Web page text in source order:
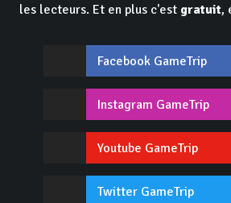
les lecteurs. Et en plus c'est gratuit,
Facebook GameTrip
Instagram GameTrip
Youtube GameTrip
Twitter GameTrip